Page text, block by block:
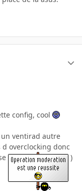
config, cool
ventirad autre
overclocking donc
)